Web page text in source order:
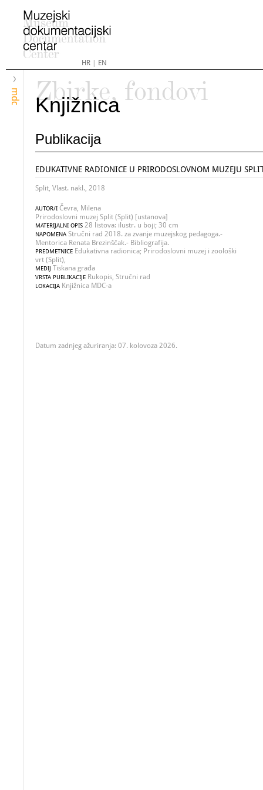
HR| EN
mdc
Zbirke, fondovi
Knjižnica
Publikacija
EDUKATIVNE RADIONICE U PRIRODOSLOVNOM MUZEJU
Split, Vlast. nakl., 2018
AUTOR/I Čevra, Milena
Prirodoslovni muzej Split (Split) [ustanova]
MATERIJALNI OPIS 28 listova: ilustr. u boji; 30 cm
NAPOMENA Stručni rad 2018. za zvanje muzejskog pedagoga.-
Mentorica Renata Brezinščak.- Bibliografija.
PREDMETNICE Edukativna radionica; Prirodoslovni muzej i zoološki
vrt (Split),
MEDIJ Tiskana građa
VRSTA PUBLIKACIJE Rukopis, Stručni rad
LOKACIJA Knjižnica MDC-a
Datum zadnjeg ažuriranja: 07. kolovoza 2026.